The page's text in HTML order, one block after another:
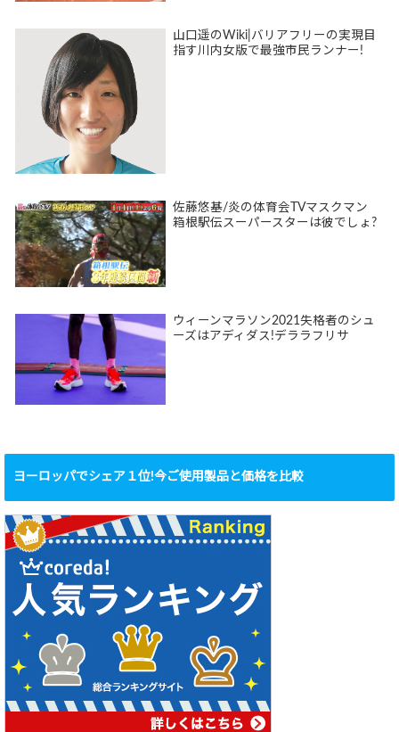
山口遥のWiki|バリアフリーの実現目
指す川内女版で最強市民ランナー!
佐藤悠基/炎の体育会TVマスクマン
箱根駅伝スーパースターは彼でしょ?
ウィーンマラソン2021失格者のシュ
ーズはアディダス!デララフリサ
ヨーロッパでシェア１位!今ご使用製品と価格を比較